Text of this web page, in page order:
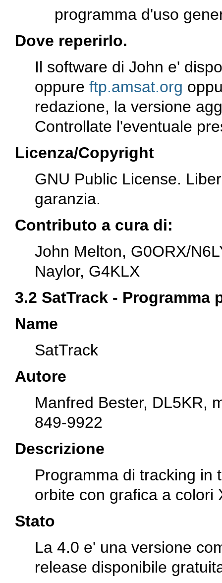
programma d'uso
Dove reperirlo.
Il software di John e'
oppure ftp.amsat.org
redazione, la versione
Controllate l'eventuale
Licenza/Copyright
GNU Public License.
garanzia.
Contributo a cura di:
John Melton, G0ORX/
Naylor, G4KLX
3.2 SatTrack -
Name
SatTrack
Autore
Manfred Bester, DL5KR,
849-9922
Descrizione
Programma di tracking in
orbite con grafica a colori
Stato
La 4.0 e' una versione
release disponibile